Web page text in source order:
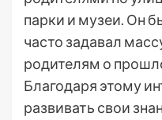
парки и музеи. Он
часто задавал
родителям о
Благодаря этому
развивать свои